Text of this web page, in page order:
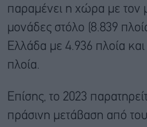
παραμένει η χώρα με τον
μονάδες στόλο (8.839
Ελλάδα με 4.936 πλοία
πλοία.
Επίσης, το 2023
πράσινη μετάβαση από